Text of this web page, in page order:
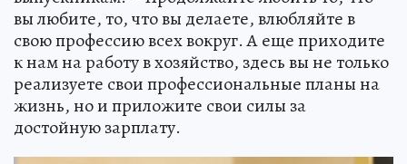
вы любите, то, что вы делаете, влюбляйте в
свою профессию всех вокруг. А еще приходите
к нам на работу в хозяйство, здесь вы не только
реализуете свои профессиональные планы на
жизнь, но и приложите свои силы за
достойную зарплату.